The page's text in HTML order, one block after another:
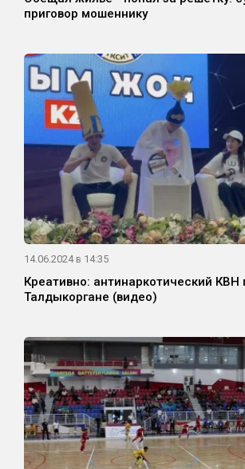
приговор мошеннику
14.06.2024 в 14:35
Креативно: антинаркотический КВН
Талдыкоргане (видео)